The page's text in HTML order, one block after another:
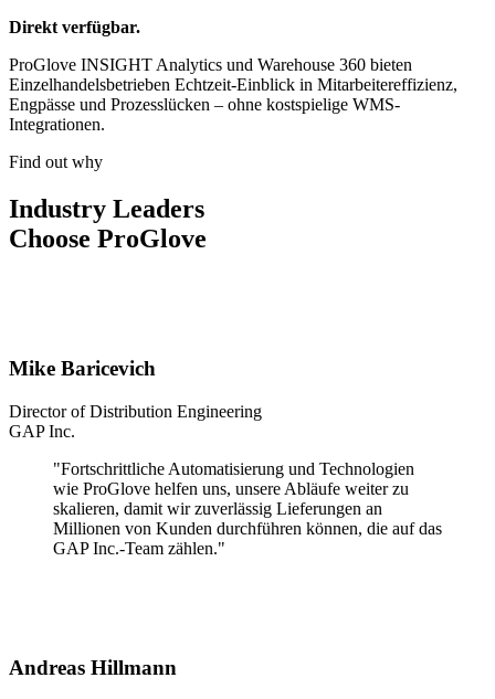
Direkt verfügbar.
ProGlove INSIGHT Analytics und Warehouse 360 bieten
Einzelhandelsbetrieben Echtzeit-Einblick in Mitarbeitereffizienz,
Engpässe und Prozesslücken – ohne kostspielige WMS-
Integrationen.
Find out why
Industry Leaders
Choose ProGlove
Mike Baricevich
Director of Distribution Engineering
GAP Inc.
"Fortschrittliche Automatisierung und Technologien
wie ProGlove helfen uns, unsere Abläufe weiter zu
skalieren, damit wir zuverlässig Lieferungen an
Millionen von Kunden durchführen können, die auf das
GAP Inc.-Team zählen."
Andreas Hillmann